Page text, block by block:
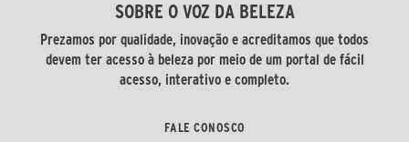
SOBRE O VOZ DA BELEZA
Prezamos por qualidade, inovação e acreditamos que todos
devem ter acesso à beleza por meio de um portal de fácil
acesso, interativo e completo.
FALE CONOSCO